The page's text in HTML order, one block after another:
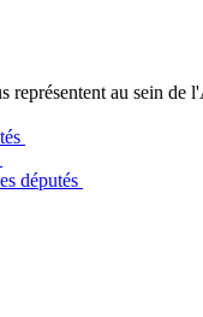
représentent au sein de
députés